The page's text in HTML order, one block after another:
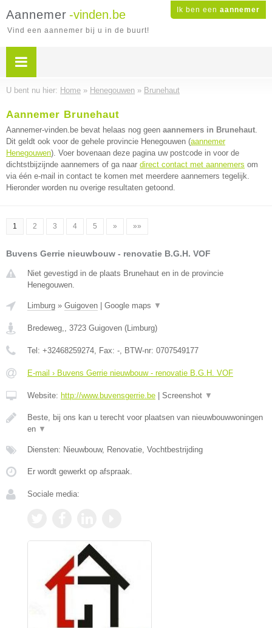
Ik ben een aannemer
Aannemer -vinden.be
Vind een aannemer bij u in de buurt!
U bent nu hier: Home » Henegouwen » Brunehaut
Aannemer Brunehaut
Aannemer-vinden.be bevat helaas nog geen aannemers in Brunehaut.
Dit geldt ook voor de gehele provincie Henegouwen (aannemer
Henegouwen). Voer bovenaan deze pagina uw postcode in voor de
dichtstbijzijnde aannemers of ga naar direct contact met aannemers om
via één e-mail in contact te komen met meerdere aannemers tegelijk.
Hieronder worden nu overige resultaten getoond.
1 2 3 4 5 » »»
Buvens Gerrie nieuwbouw - renovatie B.G.H. VOF
Niet gevestigd in de plaats Brunehaut en in de provincie
Henegouwen.
Limburg » Guigoven Google maps ▼
Bredeweg,, 3723 Guigoven (Limburg)
Tel: +32468259274, Fax: -, BTW-nr: 0707549177
E-mail › Buvens Gerrie nieuwbouw - renovatie B.G.H. VOF
Website: http://www.buvensgerrie.be Screenshot ▼
Beste, bij ons kan u terecht voor plaatsen van nieuwbouwwoningen
en ▼
Diensten: Nieuwbouw, Renovatie, Vochtbestrijding
Er wordt gewerkt op afspraak.
Sociale media: